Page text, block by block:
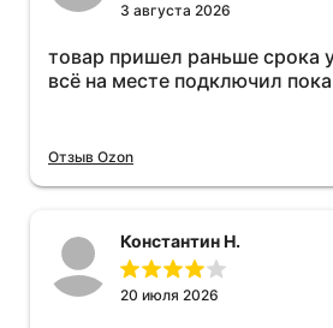
3 августа 2026
товар пришел раньше срока
всё на месте подключил
Отзыв Ozon
Константин Н.
20 июля 2026